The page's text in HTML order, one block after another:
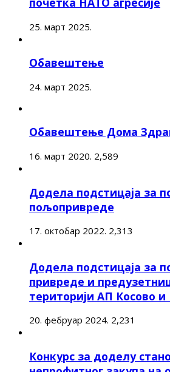
25. март 2025.
Обавештење
24. март 2025.
Обавештење Дома
16. март 2020. 2,589
Додела подстицаја за
пољопривреде
17. октобар 2022. 2,313
Додела подстицаја за
привреде и
територији АП Косово и
20. фебруар 2024. 2,231
Конкурс за доделу